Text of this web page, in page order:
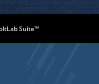
Suite™